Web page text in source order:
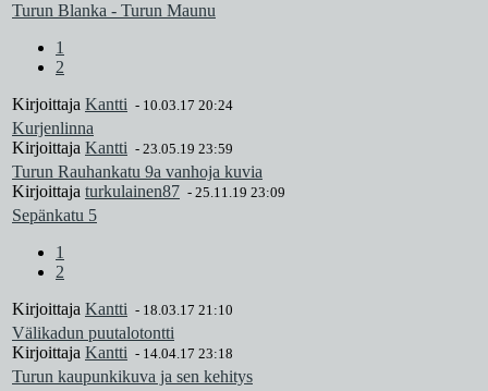
Turun Blanka - Turun Maunu
1
2
Kirjoittaja Kantti - 10.03.17 20:24
Kurjenlinna
Kirjoittaja Kantti - 23.05.19 23:59
Turun Rauhankatu 9a vanhoja kuvia
Kirjoittaja turkulainen87 - 25.11.19 23:09
Sepänkatu 5
1
2
Kirjoittaja Kantti - 18.03.17 21:10
Välikadun puutalotontti
Kirjoittaja Kantti - 14.04.17 23:18
Turun kaupunkikuva ja sen kehitys